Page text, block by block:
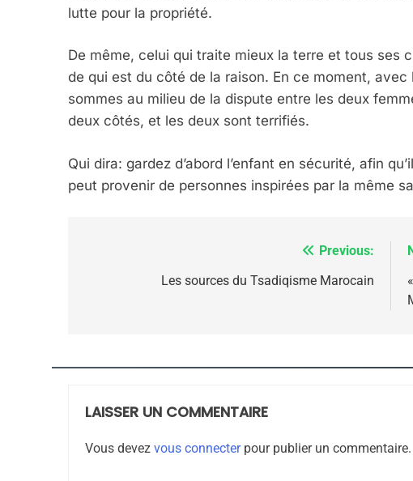
lutte pour la propriété.
De même, celui qui traite mieux la terre et tous ses
de qui est du côté de la raison. En ce moment,
sommes au milieu de la dispute entre les deux
deux côtés, et les deux sont terrifiés.
Qui dira: gardez d’abord l’enfant en sécurité, afin
peut provenir de personnes inspirées par la même
Previous:
Les sources du Tsadiqisme Marocain
LAISSER UN COMMENTAIRE
Vous devez vous connecterpour publier un commentaire.
FIÈRE, DIGNE ET RÉSILIENTE
Dvir
ISRAÉL JUDAISME
CE QUI NOUS MANQUE –